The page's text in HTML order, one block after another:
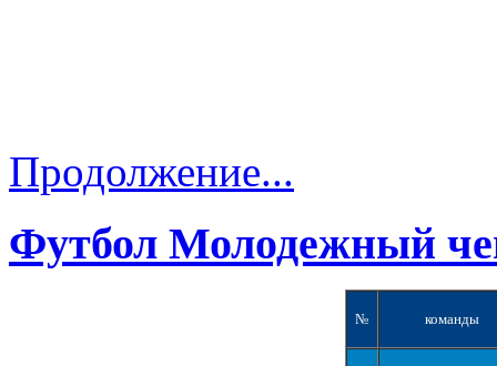
Продолжение...
Футбол Молодежный
№ команды